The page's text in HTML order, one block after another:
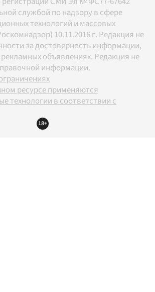
службой по надзору в сфере
технологий и массовых
10.11.2016 г. Редакция не
за достоверность информации,
объявлениях. Редакция не
информации.
ресурсе применяются
технологии в соответствии с
18+